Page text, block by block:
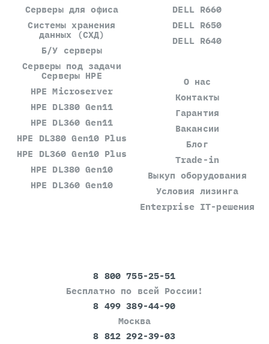
Серверы для офиса
Системы хранения
данных (СХД)
Б/У серверы
Серверы под задачи
DELL R660
DELL R650
DELL R640
Серверы HPE
HPE Microserver
HPE DL380 Gen11
HPE DL360 Gen11
HPE DL380 Gen10 Plus
HPE DL360 Gen10 Plus
HPE DL380 Gen10
HPE DL360 Gen10
О нас
Контакты
Гарантия
Вакансии
Блог
Trade-in
Выкуп оборудования
Условия лизинга
Enterprise IT-решения
8 800 755-25-51
Бесплатно по всей России!
8 499 389-44-90
Москва
8 812 292-39-03